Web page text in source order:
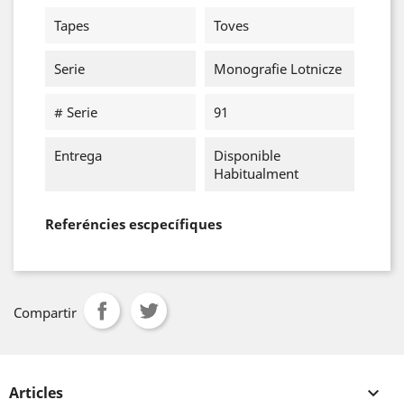
Tapes Toves
Serie Monografie Lotnicze
# Serie 91
Entrega
Disponible
Habitualment
Referéncies escpecífiques
Compartir
Articles 